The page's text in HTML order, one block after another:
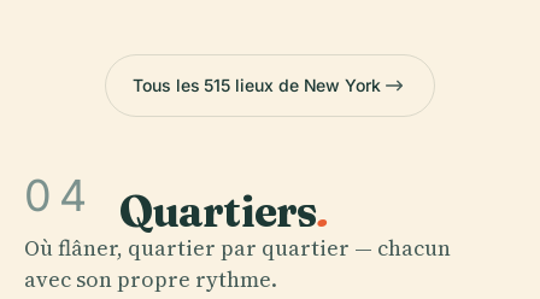
Tous les 515 lieux de New York
04 Quartiers.
Où flâner, quartier par quartier — chacun
avec son propre rythme.